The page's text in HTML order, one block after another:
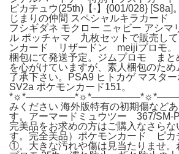
ピカチュウ(25th)【-】{001/028} [S8a]
じまりの仲間 スペシャルキラカード
フシギダネ モクロー ニャビー アシ
ル ポッチャマ 九枚セットで販売し
ンカード リザードン meijiプロモ。
梱包にて発送予定。ジムプロモ まと
を心がけていますが、素人梱包のた
了承下さい。PSA9 ヒトカゲ マスタ
SV2a ポケモンカード151。
みください️ 海外版特有の初期傷など
す。アーマードミュウツー 367/SM-
完美品をお求めの方はご購入なさらな
す。完全美品）ポケモンカード ピカ
①。大きな汚れや傷は見当たりませ。